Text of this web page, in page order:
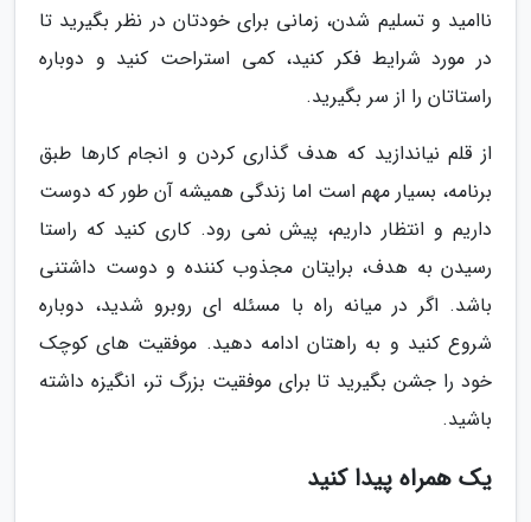
ناامید و تسلیم شدن، زمانی برای خودتان در نظر بگیرید تا
در مورد شرایط فکر کنید، کمی استراحت کنید و دوباره
راستاتان را از سر بگیرید.
از قلم نیاندازید که هدف گذاری کردن و انجام کارها طبق
برنامه، بسیار مهم است اما زندگی همیشه آن طور که دوست
داریم و انتظار داریم، پیش نمی رود. کاری کنید که راستا
رسیدن به هدف، برایتان مجذوب کننده و دوست داشتنی
باشد. اگر در میانه راه با مسئله ای روبرو شدید، دوباره
شروع کنید و به راهتان ادامه دهید. موفقیت های کوچک
خود را جشن بگیرید تا برای موفقیت بزرگ تر، انگیزه داشته
باشید.
یک همراه پیدا کنید